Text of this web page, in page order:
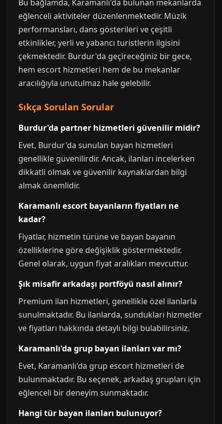
Bu bağlamda, Karamanlı'da bulunan mekanlarda
eğlenceli aktiviteler düzenlenmektedir. Müzik
performansları, dans gösterileri ve çeşitli
etkinlikler, yerli ve yabancı turistlerin ilgisini
çekmektedir. Burdur'da geçireceğiniz bir gece,
hem escort hizmetleri hem de bu mekanlar
aracılığıyla unutulmaz hale gelebilir.
Sıkça Sorulan Sorular
Burdur'da partner hizmetleri güvenilir midir?
Evet, Burdur'da sunulan bayan hizmetleri
genellikle güvenilirdir. Ancak, ilanları incelerken
dikkatli olmak ve güvenilir kaynaklardan bilgi
almak önemlidir.
Karamanlı escort bayanların fiyatları ne
kadar?
Fiyatlar, hizmetin türüne ve bayan bayanın
özelliklerine göre değişiklik göstermektedir.
Genel olarak, uygun fiyat aralıkları mevcuttur.
Şık misafir arkadaşı portföyü nasıl alınır?
Premium ilan hizmetleri, genellikle özel ilanlarla
sunulmaktadır. Bu ilanlarda, sundukları hizmetler
ve fiyatları hakkında detaylı bilgi bulabilirsiniz.
Karamanlı'da grup bayan ilanları var mı?
Evet, Karamanlı'da grup escort hizmetleri de
bulunmaktadır. Bu seçenek, arkadaş grupları için
eğlenceli bir deneyim sunmaktadır.
Hangi tür bayan ilanları bulunuyor?